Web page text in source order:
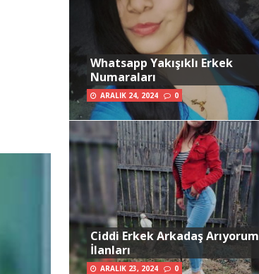
Whatsapp Yakışıklı Erkek
Numaraları
ARALIK 24, 2024 0
Ciddi Erkek Arkadaş Arıyorum
İlanları
ARALIK 23, 2024 0